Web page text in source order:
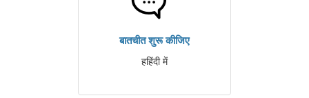
बातचीत शुरू कीजिए
हहिंदी में